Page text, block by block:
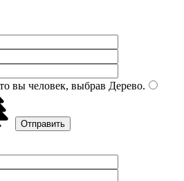
вы человек, выбрав Дерево.